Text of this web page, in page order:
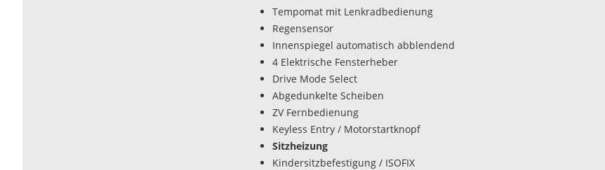
Tempomat mit Lenkradbedienung
Regensensor
Innenspiegel automatisch abblendend
4 Elektrische Fensterheber
Drive Mode Select
Abgedunkelte Scheiben
ZV Fernbedienung
Keyless Entry / Motorstartknopf
Sitzheizung
Kindersitzbefestigung / ISOFIX